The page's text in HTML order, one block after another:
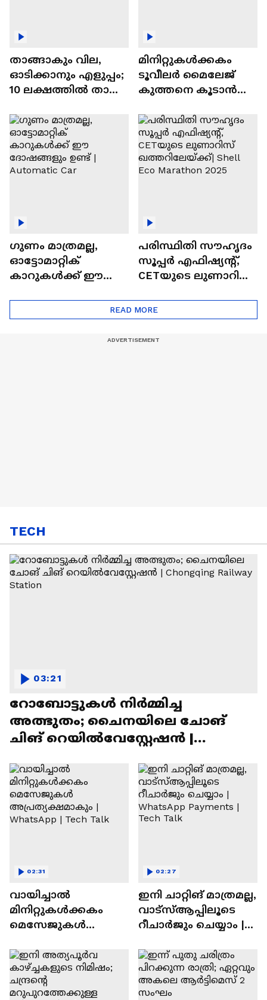
താങ്ങാകും വില,
ഓടിക്കാനും എളുപ്പം;
10 ലക്ഷത്തിൽ താഴെ
ഓട്ടോമാറ്റിക്ക്
എസ്‍യുവികൾ
മിനിറ്റുകൾക്കകം
ടൂവീലർ മൈലേജ്
കുത്തനെ കൂടാൻ
ഗുണം മാത്രമല്ല,
ഓട്ടോമാറ്റിക്
കാറുകൾക്ക് ഈ
പരിസ്ഥിതി സൗഹൃദം
സൂപ്പർ എഫിഷ്യന്റ്,
CETയുടെ ലുണാറിസ്
Eco Marathon 2025
READ MORE
TECH
റോബോട്ടുകൾ നിർമ്മിച്ച
അത്ഭുതം; ചൈനയിലെ ചോങ്
ചിങ് റെയിൽവേസ്റ്റേഷൻ |
03:21
വായിച്ചാൽ
മിനിറ്റുകൾക്കകം
മെസേജുകള്‍
WhatsApp | Tech Talk
02:31
ഇനി ചാറ്റിങ് മാത്രമല്ല,
വാട്‌സ്‌ആപ്പിലൂടെ
റീചാർജും ചെയ്യാം |
Tech Talk
02:27